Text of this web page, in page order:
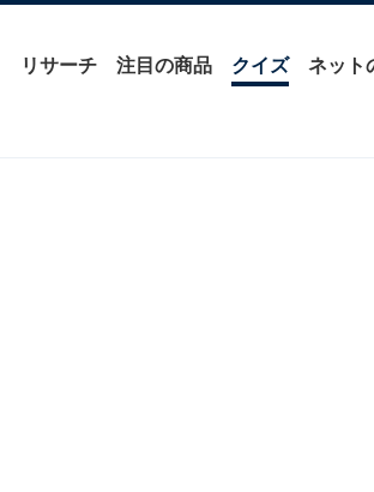
リサーチ 注目の商品 クイズ ネット